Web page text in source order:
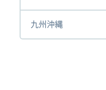
九州沖縄